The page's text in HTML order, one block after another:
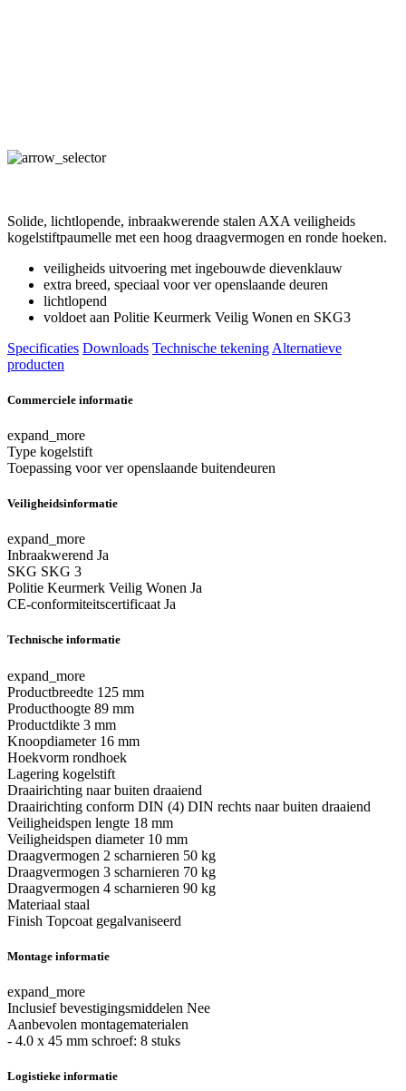
Solide, lichtlopende, inbraakwerende stalen AXA veiligheids
kogelstiftpaumelle met een hoog draagvermogen en ronde hoeken.
veiligheids uitvoering met ingebouwde dievenklauw
extra breed, speciaal voor ver openslaande deuren
lichtlopend
voldoet aan Politie Keurmerk Veilig Wonen en SKG3
Specificaties Downloads Technische tekening Alternatieve
producten
Commerciele informatie
expand_more
Type kogelstift
Toepassing voor ver openslaande buitendeuren
Veiligheidsinformatie
expand_more
Inbraakwerend Ja
SKG SKG 3
Politie Keurmerk Veilig Wonen Ja
CE-conformiteitscertificaat Ja
Technische informatie
expand_more
Productbreedte 125 mm
Producthoogte 89 mm
Productdikte 3 mm
Knoopdiameter 16 mm
Hoekvorm rondhoek
Lagering kogelstift
Draairichting naar buiten draaiend
Draairichting conform DIN (4) DIN rechts naar buiten draaiend
Veiligheidspen lengte 18 mm
Veiligheidspen diameter 10 mm
Draagvermogen 2 scharnieren 50 kg
Draagvermogen 3 scharnieren 70 kg
Draagvermogen 4 scharnieren 90 kg
Materiaal staal
Finish Topcoat gegalvaniseerd
Montage informatie
expand_more
Inclusief bevestigingsmiddelen Nee
Aanbevolen montagematerialen
- 4.0 x 45 mm schroef: 8 stuks
Logistieke informatie